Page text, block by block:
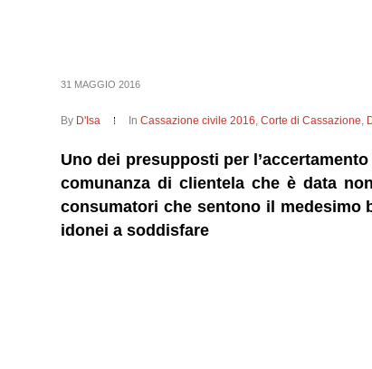
31 MAGGIO 2016
By D'Isa InCassazione civile 2016,Corte di Cassazione,
Uno dei presupposti per
comunanza di clientela che è data
consumatori che sentono il
idonei a soddisfare